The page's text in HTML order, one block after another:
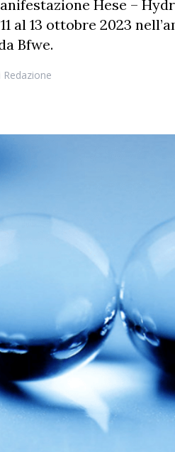
Hese –
al 13 ottobre 2023
Bfwe.
Redazione